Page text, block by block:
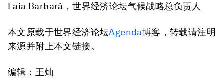
Laia Barbarà，世界经济论坛气候战略总负责人
本文原载于世界经济论坛Agenda博客，转载请注明
来源并附上本文链接。
编辑：王灿